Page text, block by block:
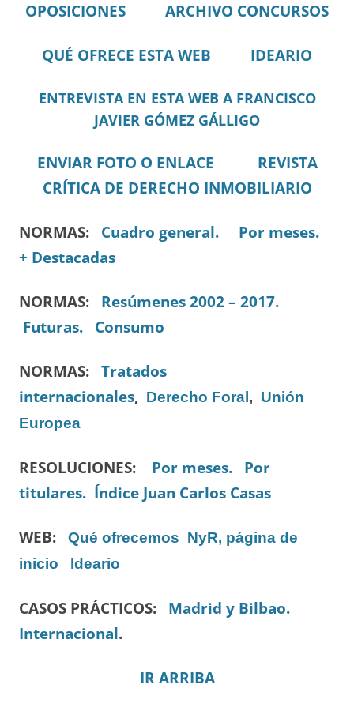
OPOSICIONES ARCHIVO CONCURSOS
QUÉ OFRECE ESTA WEB IDEARIO
ENTREVISTA EN ESTA WEB A FRANCISCO
JAVIER GÓMEZ GÁLLIGO
ENVIAR FOTO O ENLACE
REVISTA
CRÍTICA DE DERECHO INMOBILIARIO
NORMAS: Cuadro general.
Por meses.
+ Destacadas
NORMAS: Resúmenes 2002 – 2017.
Futuras.
Consumo
NORMAS: Tratados
internacionales, Derecho Foral , Unión
Europea
RESOLUCIONES: Por meses.
Por
titulares. Índice Juan Carlos Casas
WEB: Qué ofrecemos NyR, página de
inicio
Ideario
CASOS PRÁCTICOS: Madrid y Bilbao.
Internacional.
IR ARRIBA